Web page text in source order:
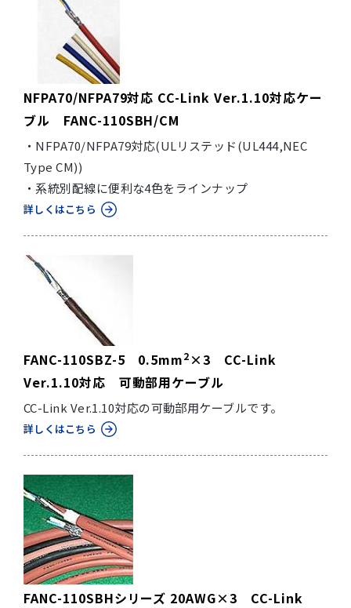
NFPA70/NFPA79対応 CC-Link Ver.1.10対応ケー
ブル FANC-110SBH/CM
・NFPA70/NFPA79対応(ULリステッド(UL444,NEC
Type CM))
・系統別配線に便利な4色をラインナップ
詳しくはこちら
FANC-110SBZ-5 0.5mm2 ×3 CC-Link
Ver.1.10対応 可動部用ケーブル
CC-Link Ver.1.10対応の可動部用ケーブルです。
詳しくはこちら
FANC-110SBHシリーズ 20AWG×3 CC-Link